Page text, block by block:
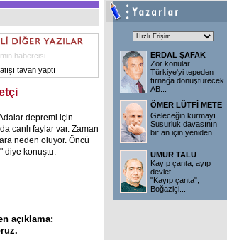
habercisi
tavan yaptı
depremi için
canlı faylar var. Zaman
neden oluyor. Öncü
diye konuştu.
açıklama:
ERDAL ŞAFAK
Zor konular
Türkiye'yi tepeden
tırnağa dönüştürecek
AB
ÖMER LÜTFİ METE
Geleceğin kurmayı
Susurluk davasının
bir an için yeniden
UMUR TALU
Kayıp çanta, ayıp
devlet
"Kayıp çanta",
Boğaziçi